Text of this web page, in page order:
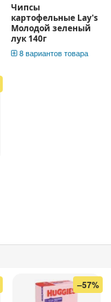
Чипсы
картофельные Lay's
Молодой зеленый
лук 140г
8 вариантов товара
–57%